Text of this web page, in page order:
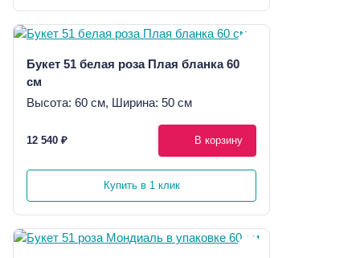
Букет 51 белая роза Плая бланка 60
см
Высота: 60 см, Ширина: 50 см
12 540 ₽ В корзину
Купить в 1 клик